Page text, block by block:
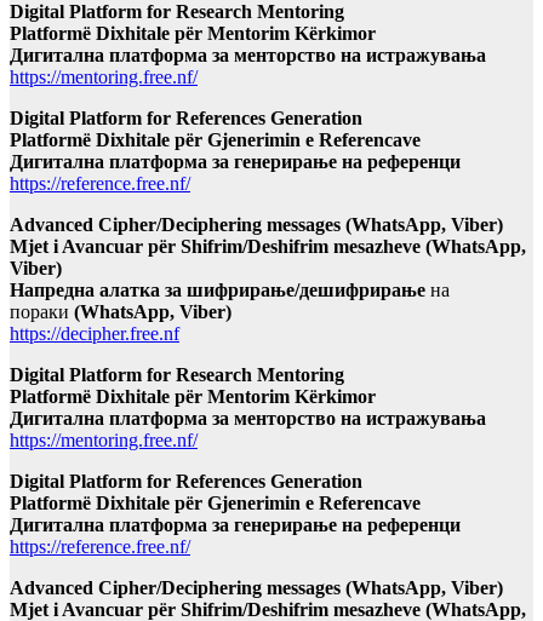
Digital Platform for Research Mentoring
Platformë Dixhitale për Mentorim Kërkimor
Дигитална платформа за менторство на истражувања
https://mentoring.free.nf/
Digital Platform for References Generation
Platformë Dixhitale për Gjenerimin e Referencave
Дигитална платформа за генерирање на референци
https://reference.free.nf/
Advanced Cipher/Deciphering messages (WhatsApp, Viber)
Mjet i Avancuar për Shifrim/Deshifrim mesazheve (WhatsApp,
Viber)
Напредна алатка за шифрирање/дешифрирање на
пораки (WhatsApp, Viber)
https://decipher.free.nf
Digital Platform for Research Mentoring
Platformë Dixhitale për Mentorim Kërkimor
Дигитална платформа за менторство на истражувања
https://mentoring.free.nf/
Digital Platform for References Generation
Platformë Dixhitale për Gjenerimin e Referencave
Дигитална платформа за генерирање на референци
https://reference.free.nf/
Advanced Cipher/Deciphering messages (WhatsApp, Viber)
Mjet i Avancuar për Shifrim/Deshifrim mesazheve (WhatsApp,